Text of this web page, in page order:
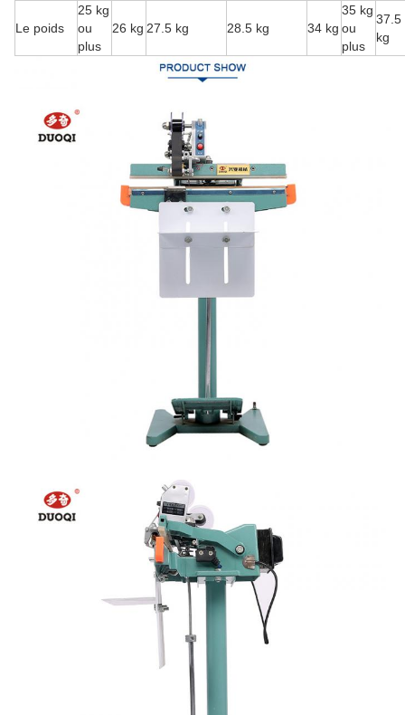
Le poids
25 kg
ou
plus
26 kg 27.5 kg 28.5 kg 34 kg
35 kg
ou
plus
37.5
kg